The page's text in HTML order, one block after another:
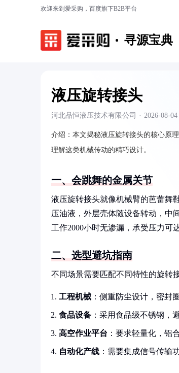
欢迎来到爱采购，百度旗下B2B平台
寻源宝典
液压旋转接头
河北品恒液压技术有限公司 · 2026-08-
介绍： 本文揭秘液压旋转接头的核心原
理解这类机械传动的精巧设计。
一、会跳舞的金属关节
液压旋转接头就像机械臂的芭蕾舞
压油液，外层壳体随设备转动，中
工作2000小时无渗漏，承受压力可达
二、选型避坑指南
不同场景需要匹配不同特性的旋转
工程机械 ：侧重防尘设计，密封
食品设备 ：采用食品级不锈钢，
高空作业平台 ：要求轻量化，铝
自动化产线 ：需要集成信号传输